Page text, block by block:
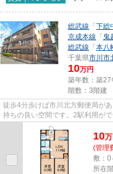
総武線 「 下総
京成本線 「 鬼
総武線 「 本八
千葉県市川市
10万円
築年数：築27
階数：3階建
徒歩4分歩けば市川北方郵便局が
持ちの良い空間です。2駅利用が
す。駅までのアクセスが良い、徒...
10万
(管理
敷：0
所在